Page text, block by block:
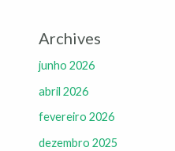
Archives
junho 2026
abril 2026
fevereiro 2026
dezembro 2025